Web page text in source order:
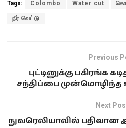
Tags: Colombo Water cut
நீர் வெட்டு
Previous
புட்டினுக்கு பகிரங்க
சந்திப்பை முன்மொழிந்த
Next
நுவரெலியாவில் பதிவான